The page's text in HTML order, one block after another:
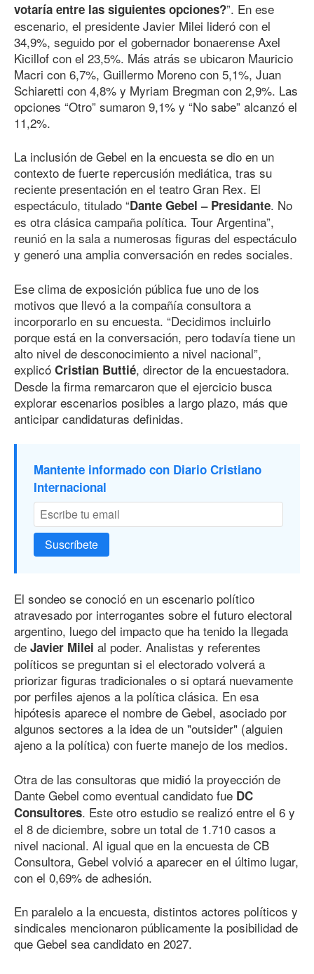
votaría entre las siguientes opciones?”. En ese
escenario, el presidente Javier Milei lideró con el
34,9%, seguido por el gobernador bonaerense Axel
Kicillof con el 23,5%. Más atrás se ubicaron Mauricio
Macri con 6,7%, Guillermo Moreno con 5,1%, Juan
Schiaretti con 4,8% y Myriam Bregman con 2,9%. Las
opciones “Otro” sumaron 9,1% y “No sabe” alcanzó el
11,2%.
La inclusión de Gebel en la encuesta se dio en un
contexto de fuerte repercusión mediática, tras su
reciente presentación en el teatro Gran Rex. El
espectáculo, titulado “Dante Gebel – Presidante. No
es otra clásica campaña política. Tour Argentina”,
reunió en la sala a numerosas figuras del espectáculo
y generó una amplia conversación en redes sociales.
Ese clima de exposición pública fue uno de los
motivos que llevó a la compañía consultora a
incorporarlo en su encuesta. “Decidimos incluirlo
porque está en la conversación, pero todavía tiene un
alto nivel de desconocimiento a nivel nacional”,
explicó Cristian Buttié, director de la encuestadora.
Desde la firma remarcaron que el ejercicio busca
explorar escenarios posibles a largo plazo, más que
anticipar candidaturas definidas.
Mantente informado con Diario Cristiano
Internacional
Suscríbete
El sondeo se conoció en un escenario político
atravesado por interrogantes sobre el futuro electoral
argentino, luego del impacto que ha tenido la llegada
de Javier Milei al poder. Analistas y referentes
políticos se preguntan si el electorado volverá a
priorizar figuras tradicionales o si optará nuevamente
por perfiles ajenos a la política clásica. En esa
hipótesis aparece el nombre de Gebel, asociado por
algunos sectores a la idea de un "outsider" (alguien
ajeno a la política) con fuerte manejo de los medios.
Otra de las consultoras que midió la proyección de
Dante Gebel como eventual candidato fue DC
Consultores. Este otro estudio se realizó entre el 6 y
el 8 de diciembre, sobre un total de 1.710 casos a
nivel nacional. Al igual que en la encuesta de CB
Consultora, Gebel volvió a aparecer en el último lugar,
con el 0,69% de adhesión.
En paralelo a la encuesta, distintos actores políticos y
sindicales mencionaron públicamente la posibilidad de
que Gebel sea candidato en 2027.